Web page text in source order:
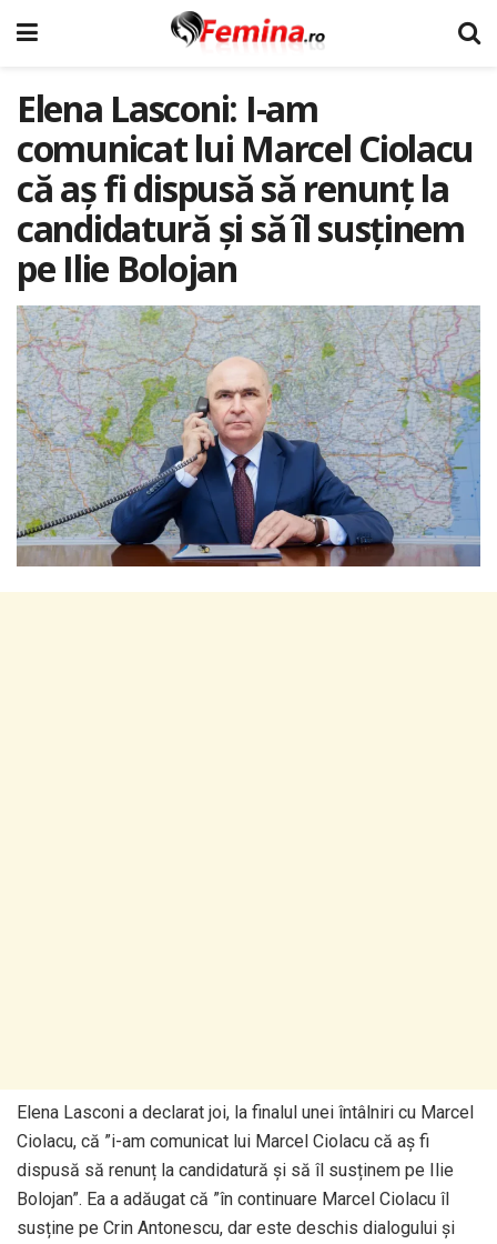
Elena Lasconi: I-am
comunicat lui Marcel Ciolacu
că aș fi dispusă să renunț la
candidatură și să îl susținem
pe Ilie Bolojan
Elena Lasconi a declarat joi, la finalul unei întâlniri cu Marcel
Ciolacu, că ”i-am comunicat lui Marcel Ciolacu că aș fi
dispusă să renunț la candidatură și să îl susținem pe Ilie
Bolojan”. Ea a adăugat că ”în continuare Marcel Ciolacu îl
susține pe Crin Antonescu, dar este deschis dialogului și